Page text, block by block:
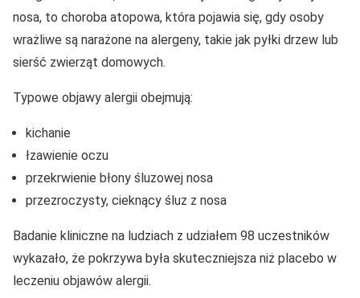
nosa, to choroba atopowa, która pojawia się, gdy osoby
wrażliwe są narażone na alergeny, takie jak pyłki drzew lub
sierść zwierząt domowych.
Typowe objawy alergii obejmują:
kichanie
łzawienie oczu
przekrwienie błony śluzowej nosa
przezroczysty, cieknący śluz z nosa
Badanie kliniczne na ludziach z udziałem 98 uczestników
wykazało, że pokrzywa była skuteczniejsza niż placebo w
leczeniu objawów alergii.